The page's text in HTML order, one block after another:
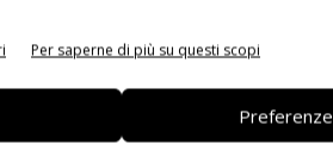
Per saperne di più su questi scopi
Preferenze